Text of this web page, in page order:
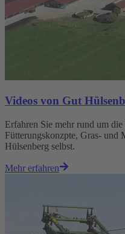
Videos von Gut
Erfahren Sie mehr rund um
Fütterungskonzpte, Gras- und
Hülsenberg selbst.
Mehr erfahren